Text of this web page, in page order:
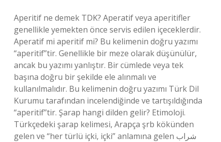
Aperitif ne demek TDK? Aperatif veya aperitifler
genellikle yemekten önce servis edilen içeceklerdir.
Aperatif mi aperitif mi? Bu kelimenin doğru yazımı
“aperitif”tir. Genellikle bir meze olarak düşünülür,
ancak bu yazımı yanlıştır. Bir cümlede veya tek
başına doğru bir şekilde ele alınmalı ve
kullanılmalıdır. Bu kelimenin doğru yazımı Türk Dil
Kurumu tarafından incelendiğinde ve tartışıldığında
“aperitif”tir. Şarap hangi dilden gelir? Etimoloji.
Türkçedeki şarap kelimesi, Arapça şrb kökünden
gelen ve “her türlü içki, içki” anlamına gelen شراب